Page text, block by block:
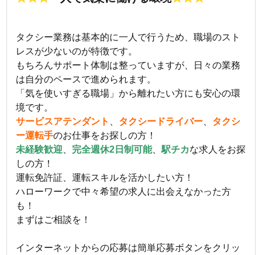
タクシー業務は基本的に一人で行うため、職場のスト
レスが少ないのが特徴です。
もちろんサポート体制は整っていますが、日々の業務
は自分のペースで進められます。
「気を使いすぎる職場」から離れたい方にも安心の環
境です。
サービスアテンダント
タクシードライバー
タクシ
ー運転手のお仕事をお探しの方！
未経験歓迎
完全週休2日制可能、 駅チカな求人をお探
しの方！
運転免許証、運転スキルを活かしたい方！
ハローワークで中々希望の求人に出会えなかった方
も！
まずはご相談を！
インターネットからの応募は簡単応募ボタンをクリッ